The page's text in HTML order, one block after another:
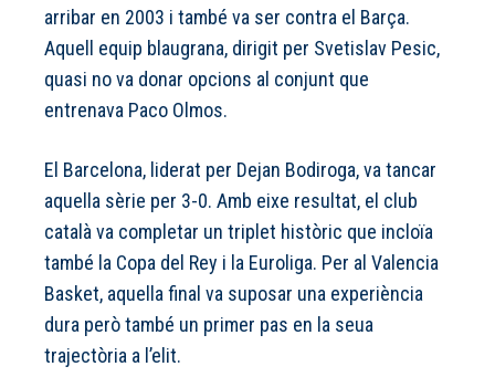
arribar en 2003 i també va ser contra el Barça.
Aquell equip blaugrana, dirigit per Svetislav Pesic,
quasi no va donar opcions al conjunt que
entrenava Paco Olmos.
El Barcelona, liderat per Dejan Bodiroga, va tancar
aquella sèrie per 3-0. Amb eixe resultat, el club
català va completar un triplet històric que incloïa
també la Copa del Rey i la Euroliga. Per al Valencia
Basket, aquella final va suposar una experiència
dura però també un primer pas en la seua
trajectòria a l’elit.